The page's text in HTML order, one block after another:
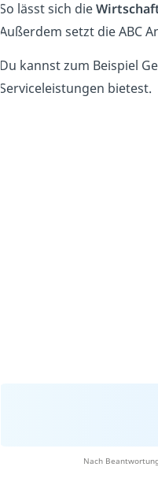
So lässt sich die
Außerdem setzt die ABC
Du kannst zum Beispiel
Serviceleistungen bietest.
Nach